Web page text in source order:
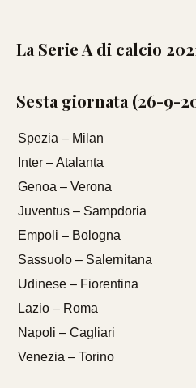
La Serie A di calcio
Sesta giornata (26-9-
Spezia – Milan
Inter – Atalanta
Genoa – Verona
Juventus – Sampdoria
Empoli – Bologna
Sassuolo – Salernitana
Udinese – Fiorentina
Lazio – Roma
Napoli – Cagliari
Venezia – Torino